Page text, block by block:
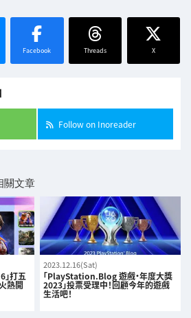
Facebook Threads X
Follow on Inoreader
關文章
打五
熱開
2023.12.16(Sat)
「PlayStation.Blog 遊戲・年度大獎
2023」投票受理中！回顧今年的遊戲
生活吧！